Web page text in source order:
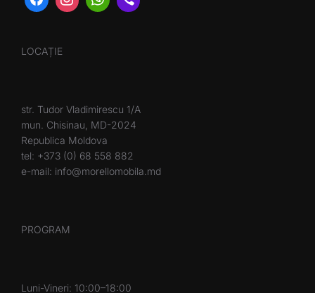
LOCAȚIE
str. Tudor Vladimirescu 1/A
mun. Chisinau, MD-2024
Republica Moldova
tel: +373 (0) 68 558 882
e-mail: info@morellomobila.md
PROGRAM
Luni-Vineri: 10:00–18:00